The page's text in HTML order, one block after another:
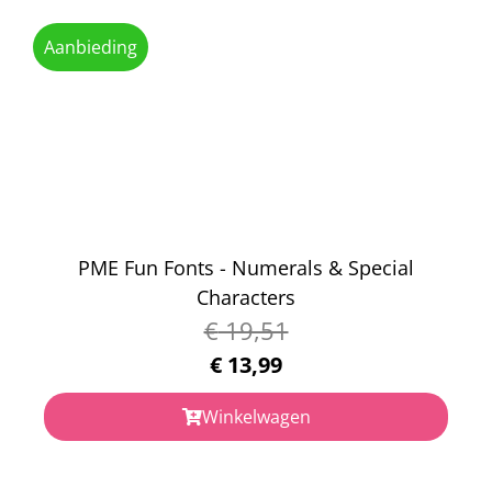
Aanbieding
PME Fun Fonts - Numerals & Special
Characters
€19,51
€ 13,99
Winkelwagen